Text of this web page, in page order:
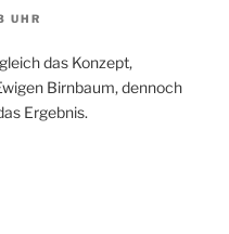
UHR
das Konzept,
Birnbaum, dennoch
Ergebnis.